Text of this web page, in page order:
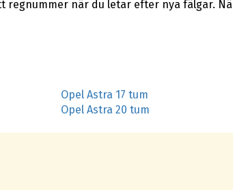
regnummer när du letar efter nya fälgar.
Opel Astra 17 tum
Opel Astra 20 tum